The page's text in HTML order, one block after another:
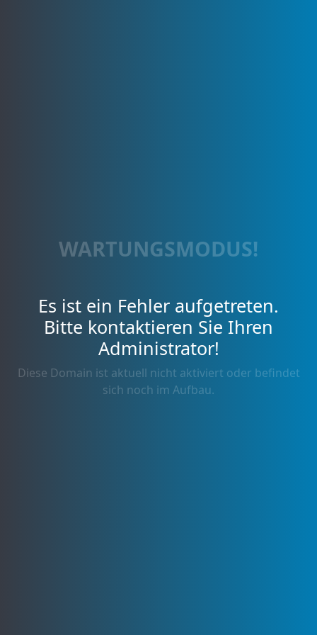
WARTUNGSMODUS!
Es ist ein Fehler aufgetreten.
Bitte kontaktieren Sie Ihren
Administrator!
Diese Domain ist aktuell nicht aktiviert oder befindet
sich noch im Aufbau.